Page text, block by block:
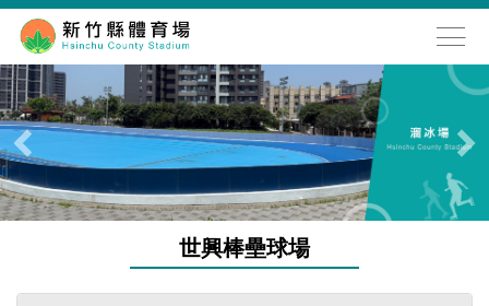
到
主
要
內
容
區
世興棒壘球場